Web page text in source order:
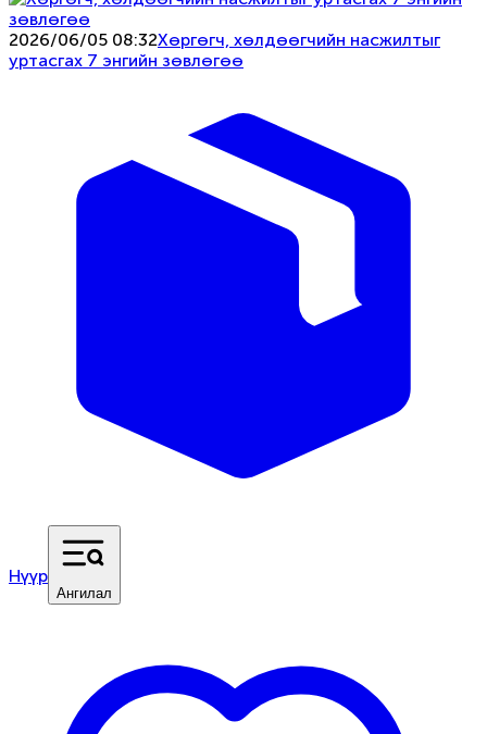
2026/06/05 08:32Хөргөгч, хөлдөөгчийн насжилтыг
уртасгах 7 энгийн зөвлөгөө
Нүүр
Ангилал